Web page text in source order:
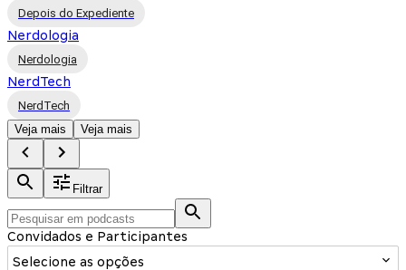
Depois do Expediente
Nerdologia
Nerdologia
NerdTech
NerdTech
Veja mais
Veja mais
Filtrar
Convidados e Participantes
Selecione as opções